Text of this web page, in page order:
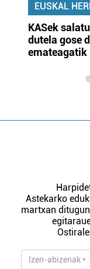
EUSKAL
KASek
dutela gose
emateagatik
Astekarko
martxan